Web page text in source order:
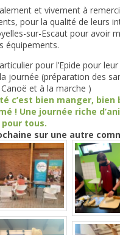
et vivement à
pour la qualité de leurs
sur-Escaut pour avoir
équipements.
pour l’Epide pour
journée (préparation des
et à la marche )
c’est bien manger,
! Une journée riche
tous.
sur une autre